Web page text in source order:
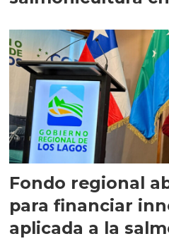
Fondo regional
para financiar
aplicada a la